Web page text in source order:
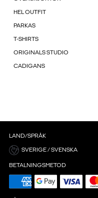
HEL OUTFIT
PARKAS
T-SHIRTS
ORIGINALS STUDIO
CADIGANS
LAND/SPRÅK
SVERIGE / SVENSKA
BETALNINGSMETOD